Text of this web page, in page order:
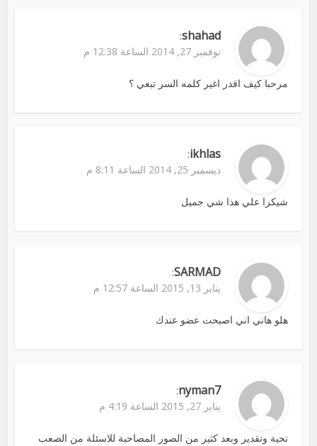
shahad
:
نوفمبر 27, 2014 الساعة 12:38 م
مرحبا كيف اقدر اغير كلمه السر تبعي ؟
ikhlas
:
ديسمبر 25, 2014 الساعة 8:11 م
شيكرا علي هذا شي جميل
SARMAD
:
يناير 13, 2015 الساعة 12:57 م
هلو هاني اني اصبحت عضو عندك
nyman7
:
يناير 27, 2015 الساعة 4:19 م
تحية وتقدير وبعد كثير من الصور المصاحبة للاسئلة من الصعب